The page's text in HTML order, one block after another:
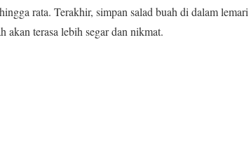
rata. Terakhir, simpan salad buah di dalam lemari
akan terasa lebih segar dan nikmat.